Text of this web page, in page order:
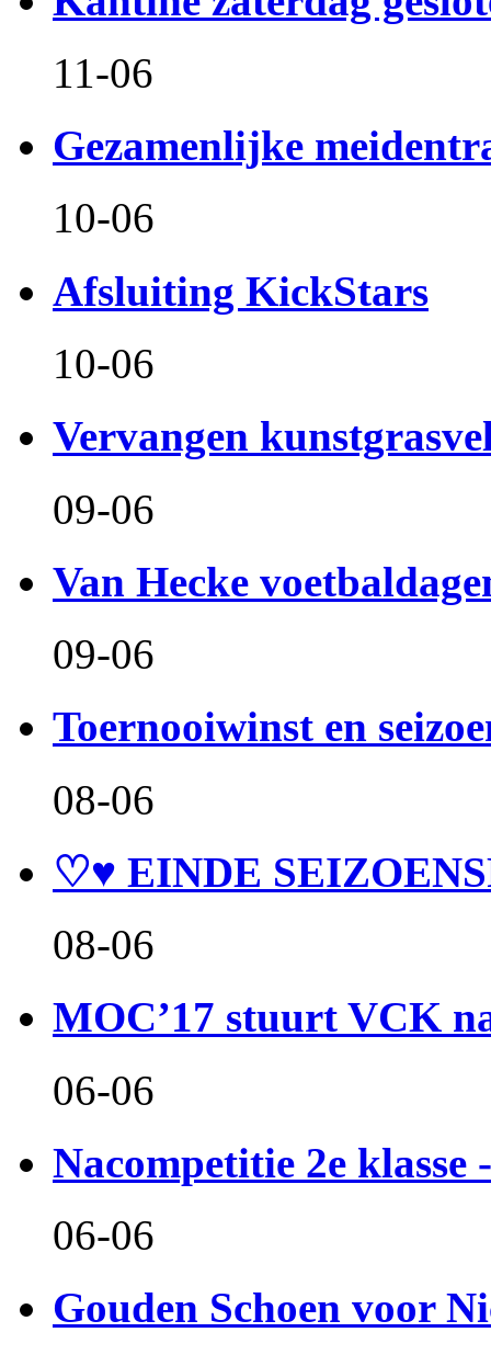
11-06
Gezamenlijke
10-06
Afsluiting KickStars
10-06
Vervangen
09-06
Van Hecke
09-06
Toernooiwinst en
08-06
♡♥ EINDE
08-06
MOC’17 stuurt VCK
06-06
Nacompetitie 2e klasse
06-06
Gouden Schoen voor